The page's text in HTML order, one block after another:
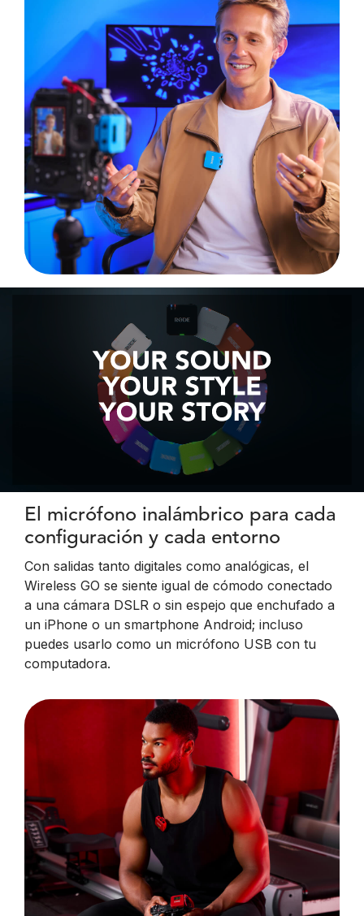
El micrófono inalámbrico para cada
configuración y cada entorno
Con salidas tanto digitales como analógicas, el
Wireless GO se siente igual de cómodo conectado
a una cámara DSLR o sin espejo que enchufado a
un iPhone o un smartphone Android; incluso
puedes usarlo como un micrófono USB con tu
computadora.